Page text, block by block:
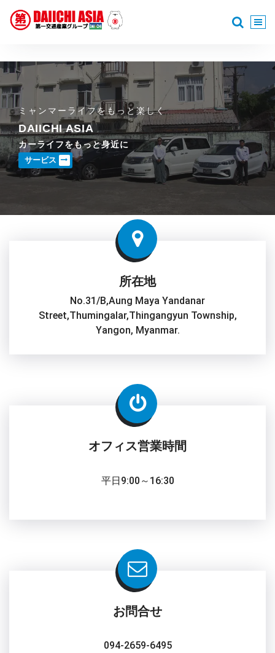
ツ
ス
キ
ッ
プ
ミャンマーライフをもっと楽しく
DAIICHI ASIA
カーライフをもっと身近に
サービス
所在地
No.31/B,Aung Maya Yandanar
Street,Thumingalar,Thingangyun Township,
Yangon, Myanmar.
オフィス営業時間
平日9:00～16:30
お問合せ
094-2659-6495